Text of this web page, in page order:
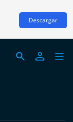
Descargar